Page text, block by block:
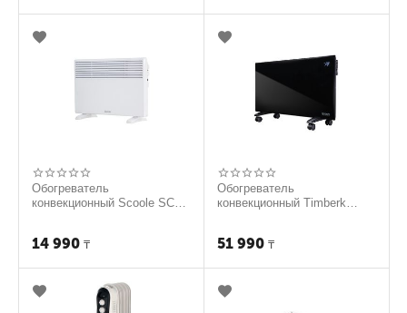
Обогреватель
конвекционный Scoole SC
14 990 ₸
Обогреватель
конвекционный Timberk
51 990 ₸